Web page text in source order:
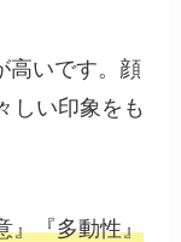
高いです。顔
しい印象をも
』『多動性』